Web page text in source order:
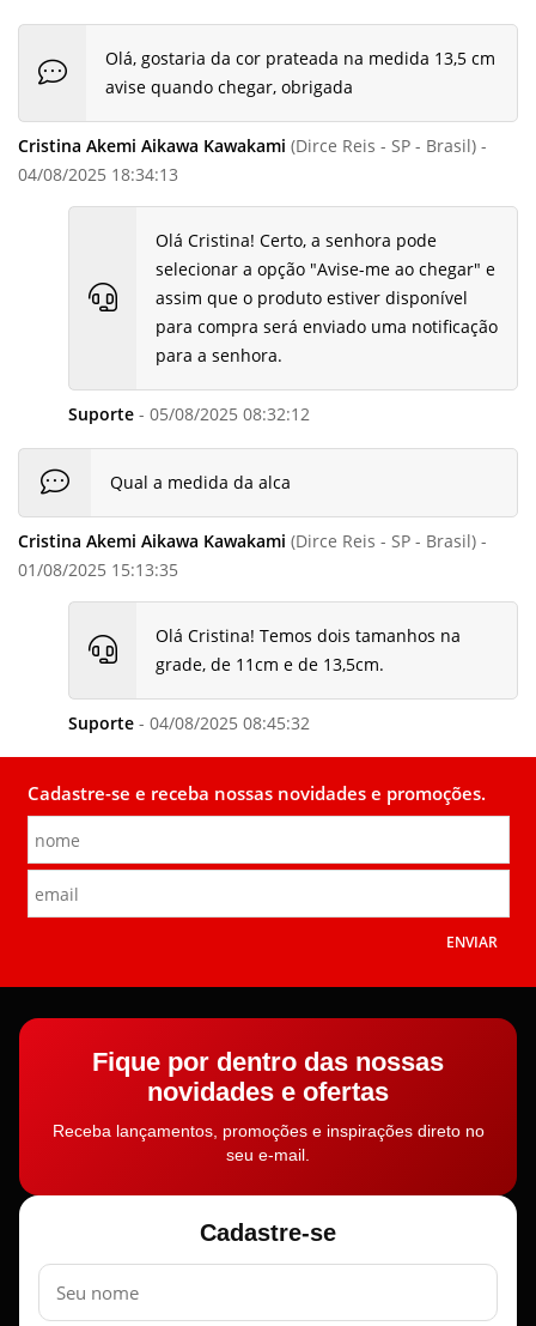
Olá, gostaria da cor prateada na medida 13,5 cm
avise quando chegar, obrigada
Cristina Akemi Aikawa Kawakami (Dirce Reis - SP - Brasil) -
04/08/2025 18:34:13
Olá Cristina! Certo, a senhora pode
selecionar a opção "Avise-me ao chegar" e
assim que o produto estiver disponível
para compra será enviado uma notificação
para a senhora.
Suporte- 05/08/2025 08:32:12
Qual a medida da alca
Cristina Akemi Aikawa Kawakami (Dirce Reis - SP - Brasil) -
01/08/2025 15:13:35
Olá Cristina! Temos dois tamanhos na
grade, de 11cm e de 13,5cm.
Suporte- 04/08/2025 08:45:32
Cadastre-se e receba nossas novidades e promoções.
ENVIAR
Fique por dentro das nossas
novidades e ofertas
Receba lançamentos, promoções e inspirações direto no
seu e-mail.
Cadastre-se
Nome